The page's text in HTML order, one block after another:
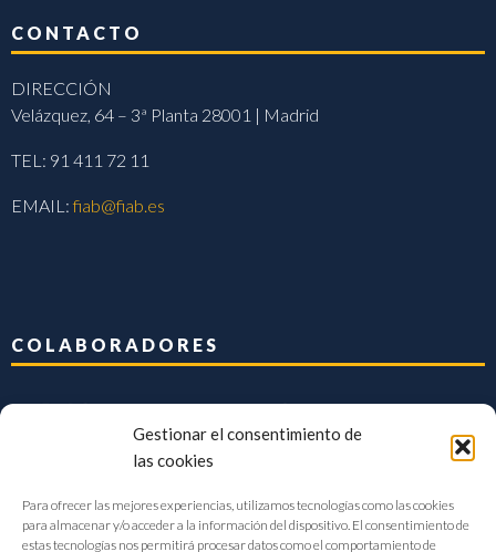
Gestionar el consentimiento de
las cookies
Para ofrecer las mejores experiencias, utilizamos tecnologías como las cookies
para almacenar y/o acceder a la información del dispositivo. El consentimiento de
estas tecnologías nos permitirá procesar datos como el comportamiento de
CONTACTO
DIRECCIÓN
Velázquez, 64 – 3ª Planta 28001 | Madrid
TEL: 91 411 72 11
EMAIL:fiab@fiab.es
COLABORADORES